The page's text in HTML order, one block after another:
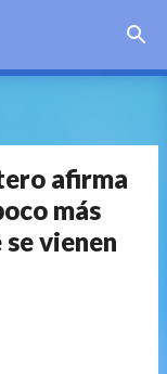
afirma
más
vienen